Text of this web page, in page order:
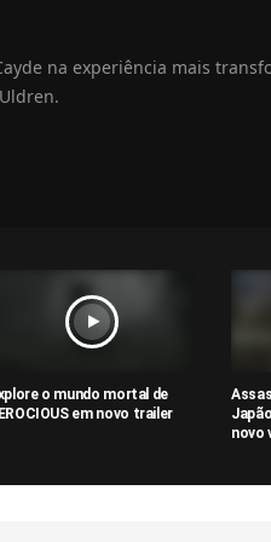
na experiência mais
o mundo mortal de
em novo trailer
novo